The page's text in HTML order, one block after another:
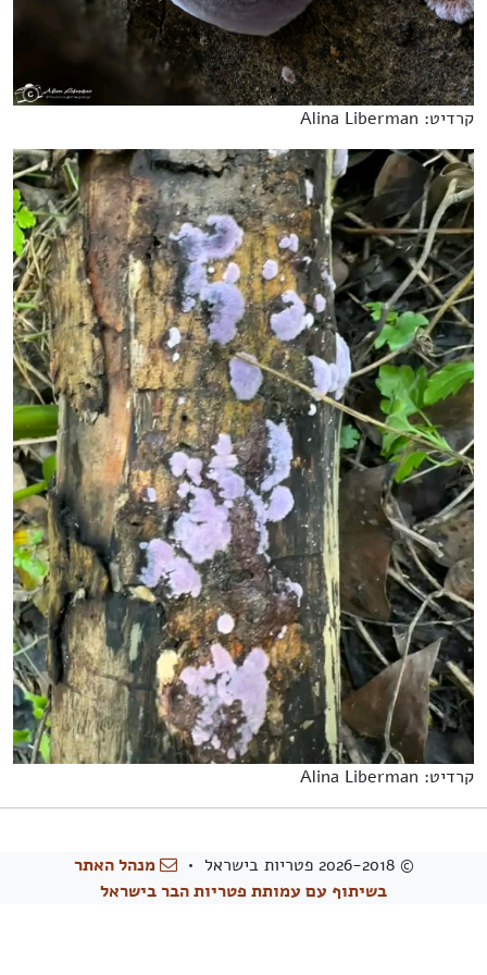
קרדיט: Alina Liberman
קרדיט: Alina Liberman
© 2026-2018 פטריות בישראל •
מנהל האתר
בשיתוף עם עמותת פטריות הבר בישראל